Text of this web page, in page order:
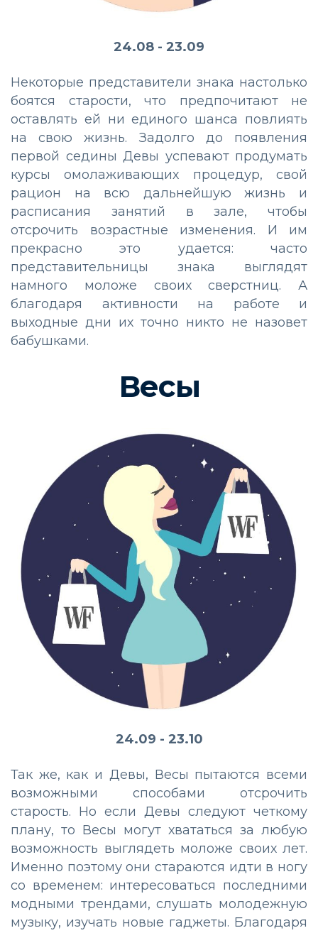
24.08 - 23.09
Некоторые представители знака настолько
боятся старости, что предпочитают не
оставлять ей ни единого шанса повлиять
на свою жизнь. Задолго до появления
первой седины Девы успевают продумать
курсы омолаживающих процедур, свой
рацион на всю дальнейшую жизнь и
расписания занятий в зале, чтобы
отсрочить возрастные изменения. И им
прекрасно это удается: часто
представительницы знака выглядят
намного моложе своих сверстниц. А
благодаря активности на работе и
выходные дни их точно никто не назовет
бабушками.
Весы
24.09 - 23.10
Так же, как и Девы, Весы пытаются всеми
возможными способами отсрочить
старость. Но если Девы следуют четкому
плану, то Весы могут хвататься за любую
возможность выглядеть моложе своих лет.
Именно поэтому они стараются идти в ногу
со временем: интересоваться последними
модными трендами, слушать молодежную
музыку, изучать новые гаджеты. Благодаря